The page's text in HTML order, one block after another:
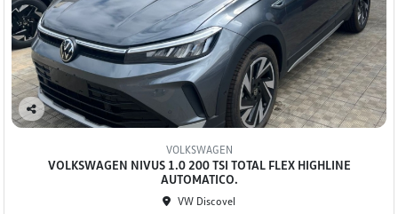
Co
VOLKSWAGEN
VOLKSWAGEN NIVUS 1.0 200 TSI TOTAL FLEX HIGHLINE
AUTOMATICO.
VW Discovel